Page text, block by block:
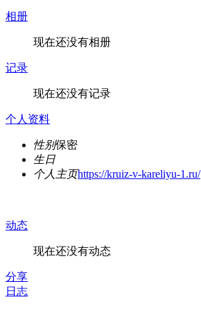
相册
现在还没有相册
记录
现在还没有记录
个人资料
性别保密
生日
个人主页https://kruiz-v-kareliyu-1.ru/
动态
现在还没有动态
分享
日志